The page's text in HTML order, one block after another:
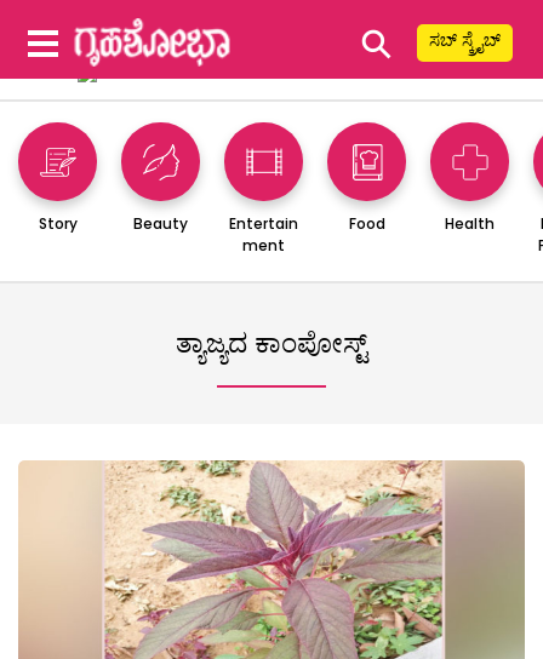
⚲ ಸಬ್ ಸ್ಕ್ರೈಬ್
Story Beauty
Entertain
ment
Food Health
ತ್ಯಾಜ್ಯದ ಕಾಂಪೋಸ್ಟ್